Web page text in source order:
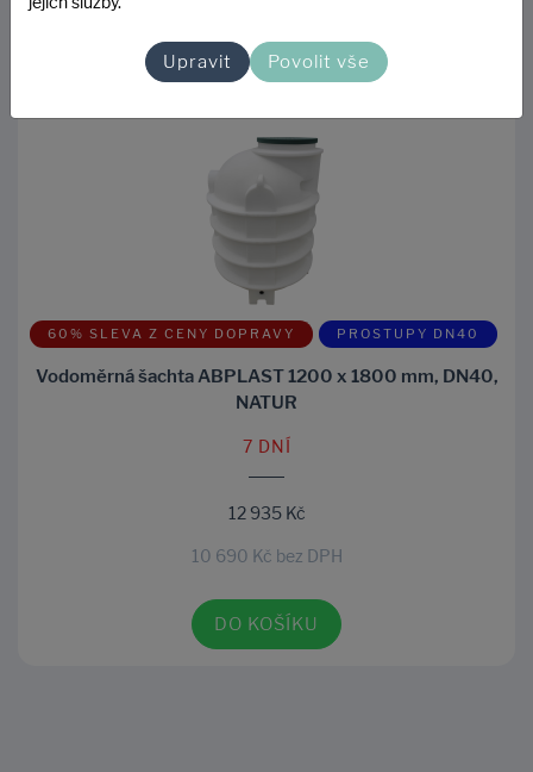
60% SLEVA Z CENY DOPRAVY PROSTUPY DN40
Vodoměrná šachta ABPLAST 1200 x 1800 mm, DN40,
NATUR
7 DNÍ
12 935 Kč
10 690 Kč bez DPH
DO KOŠÍKU
Upravit Povolit vše